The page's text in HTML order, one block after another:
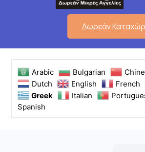
Δωρεάν
Arabic Bulgarian
Dutch
English French
Greek
Italian
Spanish